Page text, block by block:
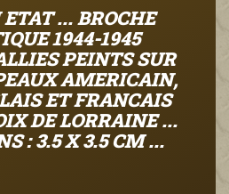
... BROCHE
1944-1945
PEINTS SUR
AMERICAIN,
ET FRANCAIS
DE LORRAINE ...
: 3.5 X 3.5 CM ...